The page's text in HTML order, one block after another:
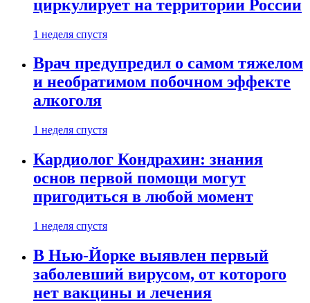
циркулирует на территории России
1 неделя спустя
Врач предупредил о самом тяжелом
и необратимом побочном эффекте
алкоголя
1 неделя спустя
Кардиолог Кондрахин: знания
основ первой помощи могут
пригодиться в любой момент
1 неделя спустя
В Нью-Йорке выявлен первый
заболевший вирусом, от которого
нет вакцины и лечения